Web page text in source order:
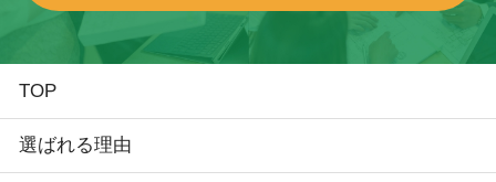
TOP
選ばれる理由